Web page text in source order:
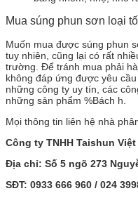
Mua súng phun sơn loại
Muốn mua được súng phun
tuy nhiên, cũng lại có rất
trường. Để tránh mua phải
không đáp ứng được yêu
những công ty uy tín, các
những sản phẩm %Bách h.
Mọi thông tin liên hệ nhà
Công ty TNHH Taishun Việt
Địa chỉ: Số 5 ngõ 273
SĐT: 0933 666 960 / 024